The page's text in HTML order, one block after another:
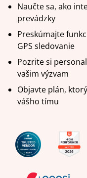
Naučte sa, ako
prevádzky
Preskúmajte
GPS sledovanie
Pozrite si
vašim výzvam
Objavte plán,
vášho tímu